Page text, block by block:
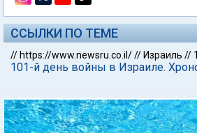
ССЫЛКИ ПО ТЕМЕ
// https://www.newsru.co.il/// Израиль //
101-й день войны в Израиле.